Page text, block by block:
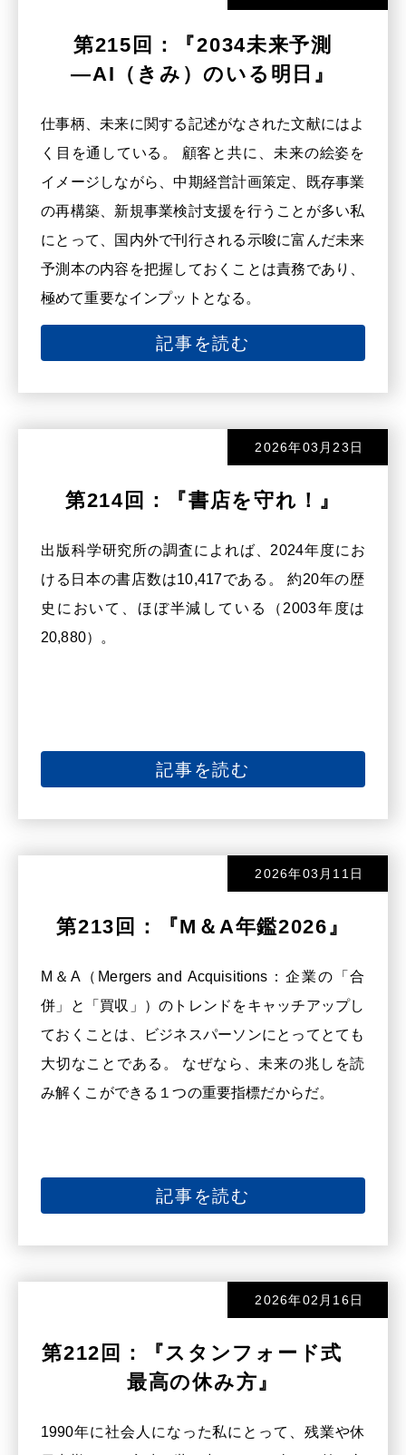
第215回：『2034未来予測
―AI（きみ）のいる明日』
仕事柄、未来に関する記述がなされた文献にはよ
く目を通している。 顧客と共に、未来の絵姿を
イメージしながら、中期経営計画策定、既存事業
の再構築、新規事業検討支援を行うことが多い私
にとって、国内外で刊行される示唆に富んだ未来
予測本の内容を把握しておくことは責務であり、
極めて重要なインプットとなる。
記事を読む
2026年03月23日
第214回：『書店を守れ！』
出版科学研究所の調査によれば、2024年度にお
ける日本の書店数は10,417である。 約20年の歴
史において、ほぼ半減している（2003年度は
20,880）。
記事を読む
2026年03月11日
第213回：『M＆A年鑑2026』
M＆A（Mergers and Acquisitions：企業の「合
併」と「買収」）のトレンドをキャッチアップし
ておくことは、ビジネスパーソンにとってとても
大切なことである。 なぜなら、未来の兆しを読
み解くこができる１つの重要指標だからだ。
記事を読む
2026年02月16日
第212回：『スタンフォード式
最高の休み方』
1990年に社会人になった私にとって、残業や休